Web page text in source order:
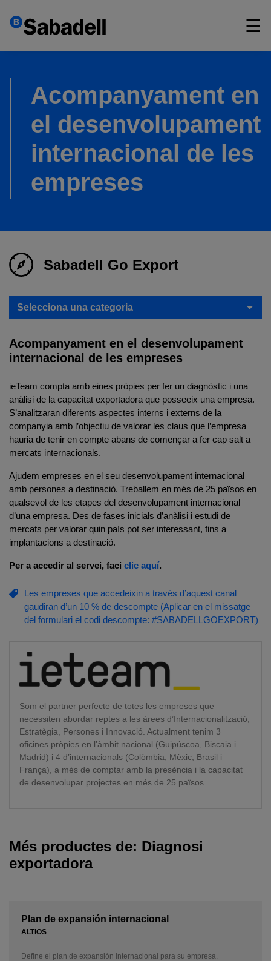
☰
×
Acompanyament en
el desenvolupament
internacional de les
empreses
Sabadell Go Export
Selecciona una categoria
Acompanyament en el desenvolupament
internacional de les empreses
ieTeam compta amb eines pròpies per fer un diagnòstic i una
anàlisi de la capacitat exportadora que posseeix una empresa.
S’analitzaran diferents aspectes interns i externs de la
companyia amb l’objectiu de valorar les claus que l’empresa
hauria de tenir en compte abans de començar a fer cap salt a
mercats internacionals.
Ajudem empreses en el seu desenvolupament internacional
amb persones a destinació. Treballem en més de 25 països en
qualsevol de les etapes del desenvolupament internacional
d’una empresa. Des de fases inicials d’anàlisi i estudi de
mercats per valorar quin país pot ser interessant, fins a
implantacions a destinació.
Per a accedir al servei, faci clic aquí.
Les empreses que accedeixin a través d’aquest canal
gaudiran d’un 10 % de descompte (Aplicar en el missatge
del formulari el codi descompte: #SABADELLGOEXPORT)
Som el partner perfecte de totes les empreses que
necessiten abordar reptes a les àrees d’Internacionalització,
Estratègia, Persones i Innovació. Actualment tenim 3
oficines pròpies en l’àmbit nacional (Guipúscoa, Biscaia i
Madrid) i 4 d’internacionals (Colòmbia, Mèxic, Brasil i
França), a més de comptar amb la presència i la capacitat
de desenvolupar projectes en més de 25 països.
Més productes de: Diagnosi
exportadora
Plan de expansión internacional
ALTIOS
Define el plan de expansión internacional para su empresa.